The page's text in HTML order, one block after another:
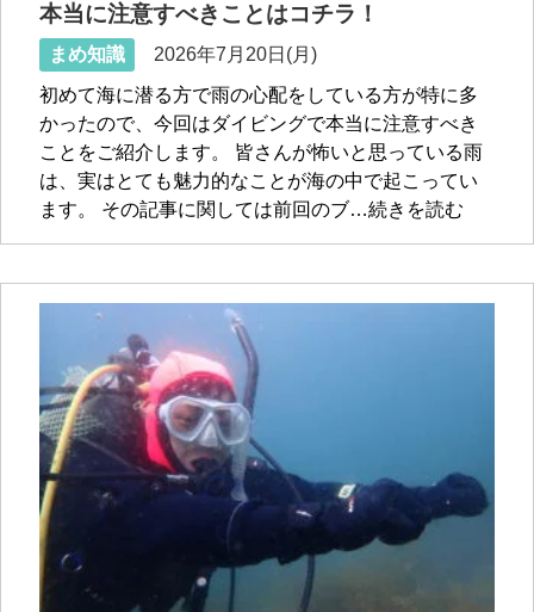
本当に注意すべきことはコチラ！
まめ知識
2026年7月20日(月)
初めて海に潜る方で雨の心配をしている方が特に多
かったので、今回はダイビングで本当に注意すべき
ことをご紹介します。 皆さんが怖いと思っている雨
は、実はとても魅力的なことが海の中で起こってい
ます。 その記事に関しては前回のブ…続きを読む